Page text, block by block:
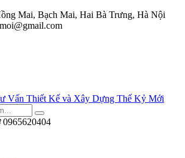
Mai, Bạch Mai, Hai Bà Trưng, Hà Nội
0965620404